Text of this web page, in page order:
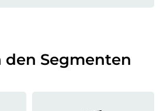
Segmenten